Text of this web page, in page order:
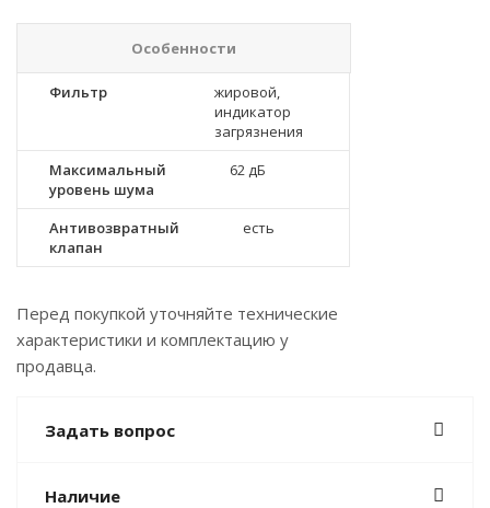
Особенности
Фильтр
жировой,
индикатор
загрязнения
Максимальный
уровень шума
62 дБ
Антивозвратный
клапан
есть
Перед покупкой уточняйте технические
характеристики и комплектацию у
продавца.
Задать вопрос
Наличие